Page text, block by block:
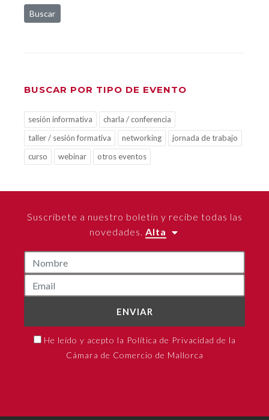
Buscar
BUSCAR POR TIPO DE EVENTO
sesión informativa
charla / conferencia
taller / sesión formativa
networking
jornada de trabajo
curso
webinar otros eventos
Suscríbete a nuestro boletín y recibe todas las
novedades. Alta
ENVIAR
He leído y acepto la Política de Privacidad de la
Cámara de Comercio de Mallorca